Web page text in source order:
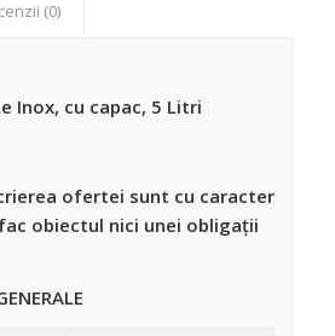
(0)
Inox, cu capac, 5 Litri
ofertei sunt cu caracter
obiectul nici unei obligații